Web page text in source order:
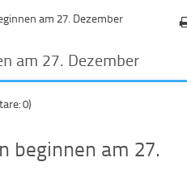
am 27. Dezember
am 27. Dezember
0)
beginnen am 27.